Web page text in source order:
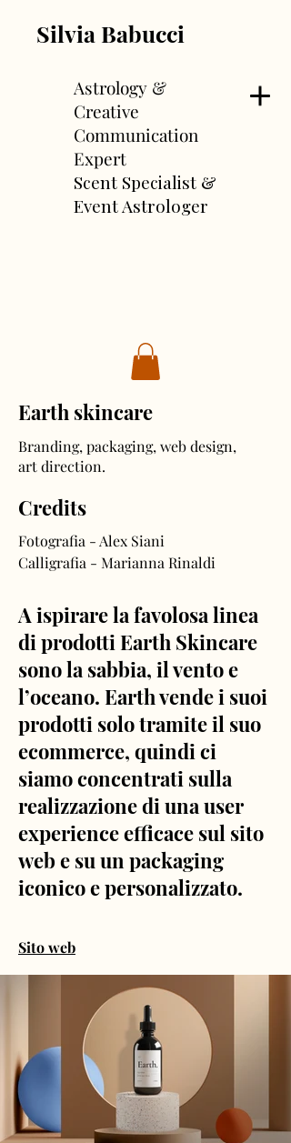
Astrology &
Creative
Communication
Expert
Scent Specialist &
Event Astrologer
Silvia Babucci
Earth skincare
Branding, packaging, web design,
art direction.
Credits
Fotografia - Alex Siani
Calligrafia - Marianna Rinaldi
A ispirare la favolosa linea
di prodotti Earth Skincare
sono la sabbia, il vento e
l’oceano. Earth vende i suoi
prodotti solo tramite il suo
ecommerce, quindi ci
siamo concentrati sulla
realizzazione di una user
experience efficace sul sito
web e su un packaging
iconico e personalizzato.
Sito web